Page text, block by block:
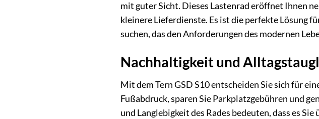
mit guter Sicht. Dieses Lastenrad eröffnet Ihnen
kleinere Lieferdienste. Es ist die perfekte Lösung
suchen, das den Anforderungen des modernen
Nachhaltigkeit und
Mit dem Tern GSD S10 entscheiden Sie sich für
Fußabdruck, sparen Sie Parkplatzgebühren und
und Langlebigkeit des Rades bedeuten, dass es